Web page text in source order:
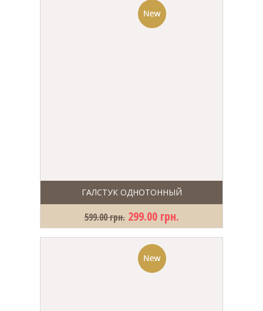
ГАЛСТУК ОДНОТОННЫЙ
599.00 грн. 299.00 грн.